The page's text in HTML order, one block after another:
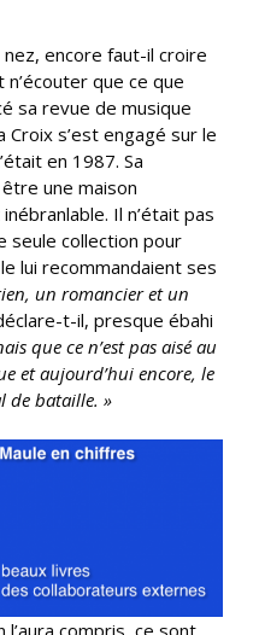
nez, encore faut-il croire
que ce que
sa revue de musique
s’est engagé sur le
en 1987. Sa
une maison
Il n’était pas
seule collection pour
lui recommandaient ses
un romancier et un
t-il, presque ébahi
que ce n’est pas aisé au
et aujourd’hui encore, le
de bataille. »
l’aura compris, ce sont